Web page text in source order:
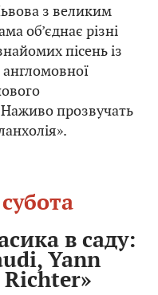
з великим
об’єднає різні
пісень із
англомовної
прозвучать
в саду:
Yann